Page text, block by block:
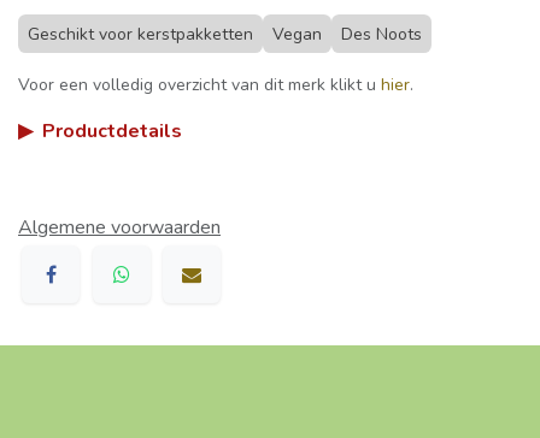
Geschikt voor kerstpakketten Vegan Des Noots
Voor een volledig overzicht van dit merk klikt u hier.
▶ Productdetails
Algemene voorwaarden